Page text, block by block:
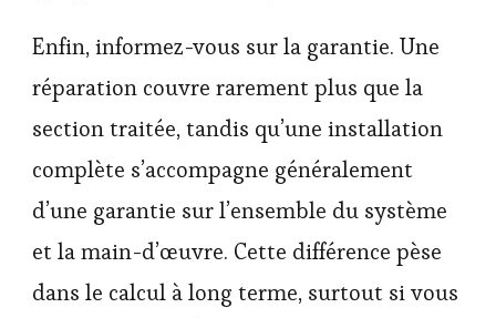
Enfin, informez-vous sur la garantie. Une
réparation couvre rarement plus que la
section traitée, tandis qu’une installation
complète s’accompagne généralement
d’une garantie sur l’ensemble du système
et la main-d’œuvre. Cette différence pèse
dans le calcul à long terme, surtout si vous